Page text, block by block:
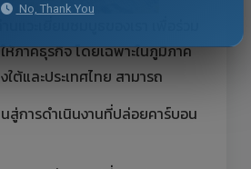
ภาคธุรกิจ โดยเฉพาะในภูมิภาค
ใต้และประเทศไทย สามารถ
สู่การดำเนินงานที่ปล่อยคาร์บอน
No, Thank You